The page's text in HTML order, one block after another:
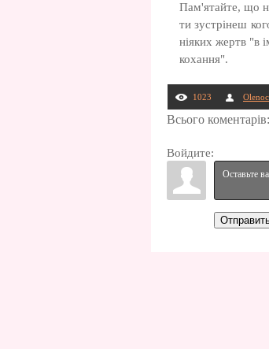
Пам'ятайте, що
ти зустрінеш
ніяких жертв "в
кохання".
1023
Всього коментарів:
Войдите: